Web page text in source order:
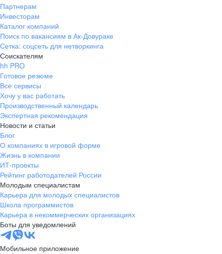
ул. Янковского, д. 169, 7 этаж,
706 каб.
+7 861 205-55-57
pr@krd.hh.ru
Владивосток
пер. Ланинский д. 4, офис 3.4
+7 423 202-33-28
pr@dv.hh.ru
Новосибирск
ул. Большевистская, д. 35,
помещение 21
+7 383 207-94-64
pr@nsk.hh.ru
Минск
пр-т Дзержинского, д. 57,
10 этаж, помещение 45-1
Партнерам
Инвесторам
Каталог компаний
Поиск по вакансиям в Ак-Довураке
Сетка: соцсеть для нетворкинга
Соискателям
hh PRO
Готовое резюме
Все сервисы
Хочу у вас работать
Производственный календарь
Экспертная рекомендация
Новости и статьи
Блог
О компаниях в игровой форме
Жизнь в компании
ИТ-проекты
Рейтинг работодателей России
Молодым специалистам
Карьера для молодых специалистов
Школа программистов
Карьера в некоммерческих организациях
Боты для уведомлений
Мобильное приложение